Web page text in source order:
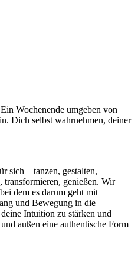
Wochenende umgeben von
Dich selbst wahrnehmen, deiner
sich – tanzen, gestalten,
transformieren, genießen. Wir
dem es darum geht mit
und Bewegung in die
Intuition zu stärken und
außen eine authentische Form